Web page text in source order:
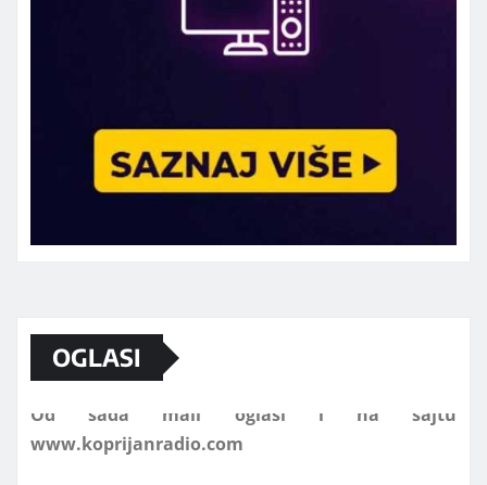
OGLASI
Od sada mali oglasi i na sajtu